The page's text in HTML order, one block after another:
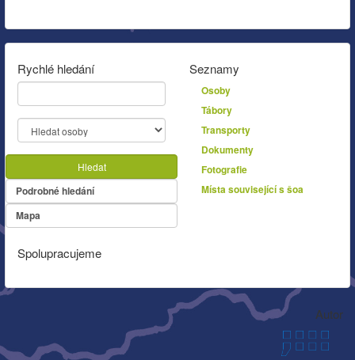
Rychlé hledání
Hledat
Podrobné hledání
Mapa
Seznamy
Osoby
Tábory
Transporty
Dokumenty
Fotografie
Místa související s šoa
Spolupracujeme
Autor